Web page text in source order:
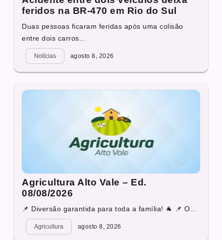
feridos na BR-470 em Rio do Sul
Duas pessoas ficaram feridas após uma colisão
entre dois carros...
Notícias agosto 8, 2026
Agricultura Alto Vale – Ed.
08/08/2026
📌 Diversão garantida para toda a família! 🐐 📌 O...
Agricultura agosto 8, 2026